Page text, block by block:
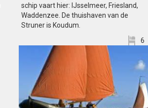
schip vaart hier: IJsselmeer, Friesland,
Waddenzee. De thuishaven van de
Struner is Koudum.
6